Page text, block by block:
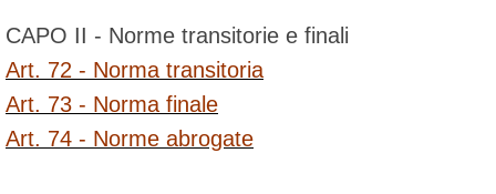
CAPO II - Norme transitorie e finali
Art. 72 - Norma transitoria
Art. 73 - Norma finale
Art. 74 - Norme abrogate